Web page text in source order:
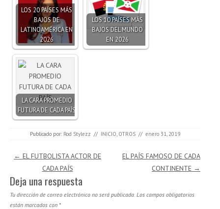
LOS 20 PAÍSES MÁS
BAJOS DE
LATINOAMÉRICA EN
2026
LOS 10 PAÍSES MÁS
BAJOS DEL MUNDO
EN 2026
LA CARA PROMEDIO
FUTURA DE CADA PAÍS
Publicado por: Rod Stylezz // INICIO OTROS // enero 31, 2019
Navegación de entradas
← EL FUTBOLISTA ACTOR DE
CADA PAÍS
EL PAÍS FAMOSO DE CADA
CONTINENTE →
Deja una respuesta
Tu dirección de correo electrónico no será publicada. Los campos obligatorios
están marcados con *